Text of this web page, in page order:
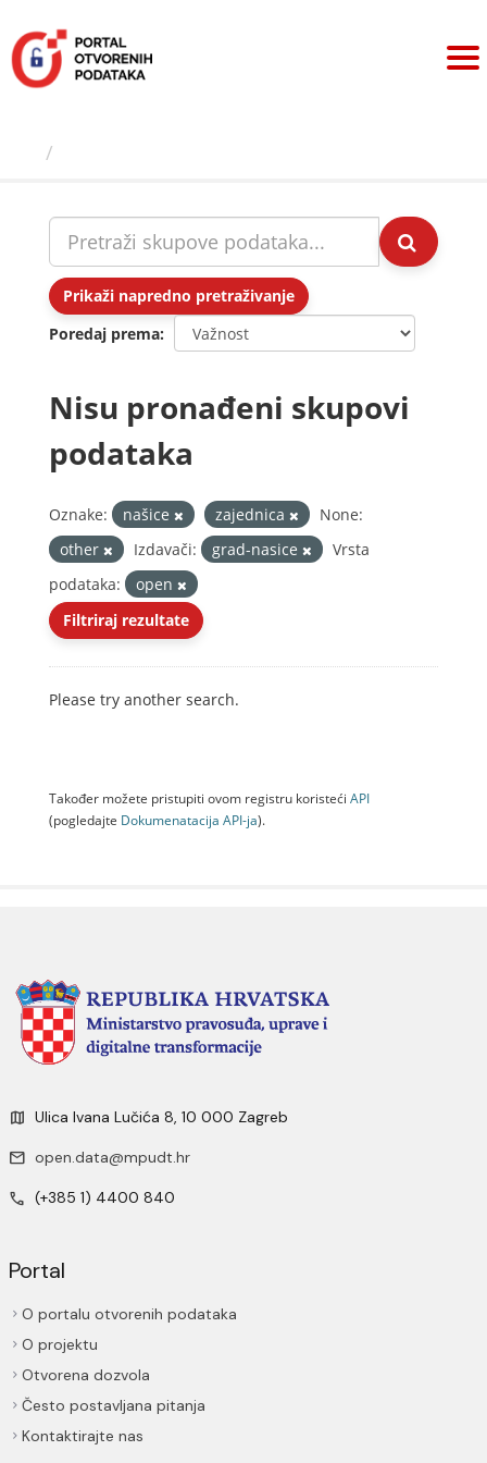
sadržaj
Prikaži napredno pretraživanje
Poredaj prema
Nisu pronađeni skupovi
podataka
Oznake: našice zajednica
None:
other
Izdavači: grad-nasice
Vrsta
podataka:
open
Filtriraj rezultate
Please try another search.
Također možete pristupiti ovom registru koristeći API
(pogledajte Dokumenаtаcijа API-jа).